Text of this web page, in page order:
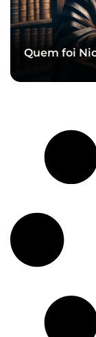
Quem foi